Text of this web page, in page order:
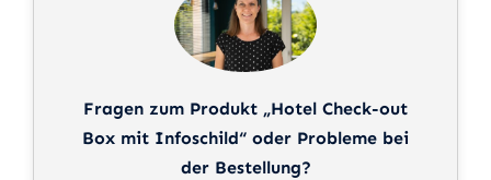
Fragen zum Produkt „Hotel Check-out
Box mit Infoschild“ oder Probleme bei
der Bestellung?